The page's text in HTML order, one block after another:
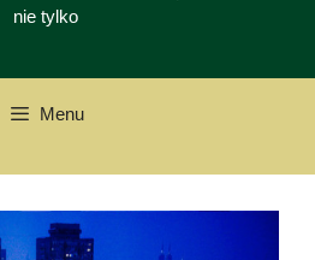
nie tylko
Menu